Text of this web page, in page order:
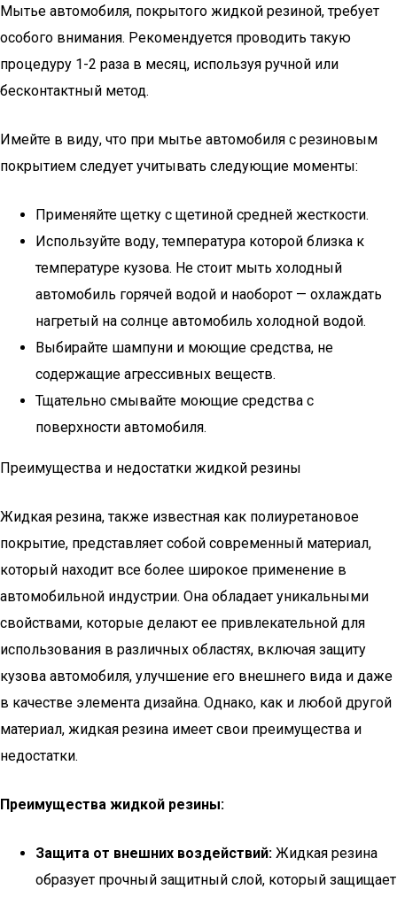
Мытье автомобиля, покрытого жидкой резиной, требует
особого внимания. Рекомендуется проводить такую
процедуру 1-2 раза в месяц, используя ручной или
бесконтактный метод.
Имейте в виду, что при мытье автомобиля с резиновым
покрытием следует учитывать следующие моменты:
Применяйте щетку с щетиной средней жесткости.
Используйте воду, температура которой близка к
температуре кузова. Не стоит мыть холодный
автомобиль горячей водой и наоборот — охлаждать
нагретый на солнце автомобиль холодной водой.
Выбирайте шампуни и моющие средства, не
содержащие агрессивных веществ.
Тщательно смывайте моющие средства с
поверхности автомобиля.
Преимущества и недостатки жидкой резины
Жидкая резина, также известная как полиуретановое
покрытие, представляет собой современный материал,
который находит все более широкое применение в
автомобильной индустрии. Она обладает уникальными
свойствами, которые делают ее привлекательной для
использования в различных областях, включая защиту
кузова автомобиля, улучшение его внешнего вида и даже
в качестве элемента дизайна. Однако, как и любой другой
материал, жидкая резина имеет свои преимущества и
недостатки.
Преимущества жидкой резины:
Защита от внешних воздействий: Жидкая резина
образует прочный защитный слой, который защищает